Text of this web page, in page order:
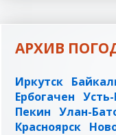
АРХИВ
Иркутск
Ербогачен
Пекин Улан-
Красноярск